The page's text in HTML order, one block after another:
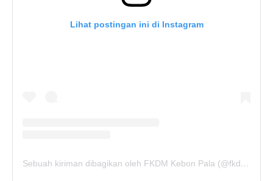
Lihat postingan ini di Instagram
Sebuah kiriman dibagikan oleh FKDM Kebon Pala (@fkdm_kebonpala)